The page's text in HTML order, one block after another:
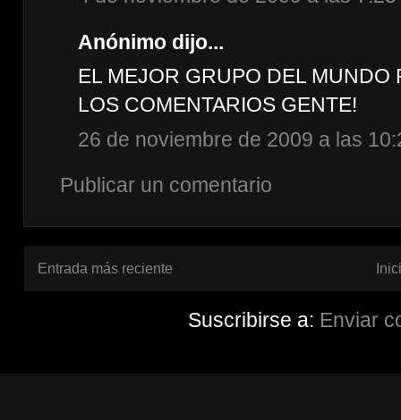
Anónimo dijo...
EL MEJOR GRUPO DEL MUNDO
LOS COMENTARIOS GENTE!
26 de noviembre de 2009 a las
Publicar un comentario
Entrada más reciente
Suscribirse a: Enviar